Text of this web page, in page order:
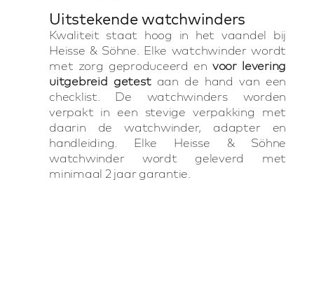
Uitstekende watchwinders
Kwaliteit staat hoog in het vaandel bij
Heisse & Söhne. Elke watchwinder wordt
met zorg geproduceerd en voor levering
uitgebreid getestaan de hand van een
checklist. De watchwinders worden
verpakt in een stevige verpakking met
daarin de watchwinder, adapter en
handleiding. Elke Heisse & Söhne
watchwinder wordt geleverd met
minimaal 2 jaar garantie.